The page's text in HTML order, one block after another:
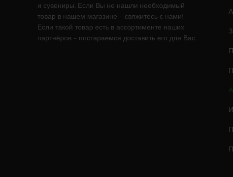
и сувениры. Если Вы не нашли необходимый
товар в нашем магазине - свяжитесь с нами!
Если такой товар есть в ассортименте наших
партнёров - постараемся доставить его для Вас.